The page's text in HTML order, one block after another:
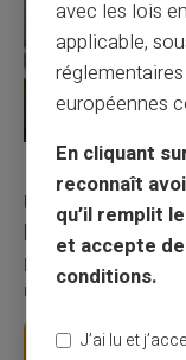
27/07/2026
Utilisation
la carte Veritas
Le paiement mobile
mais il appelle des
Lire la suite
avec les lois
applicable,
européennes
En cliquant
reconnaît
qu’il remplit
et accepte
conditions.
J’ai lu et